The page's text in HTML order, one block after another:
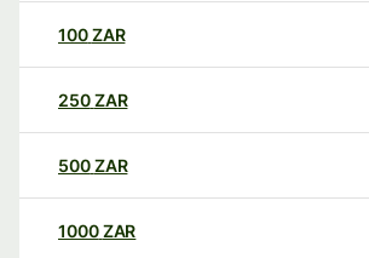
100ZAR
250ZAR
500ZAR
1000ZAR